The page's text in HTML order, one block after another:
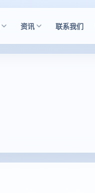
资讯 联系我们